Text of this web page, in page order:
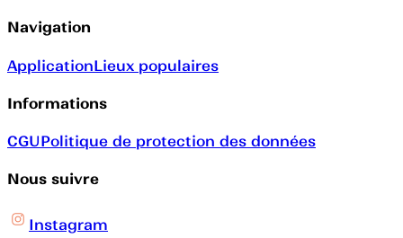
Navigation
ApplicationLieux populaires
Informations
CGUPolitique de protection des données
Nous suivre
Instagram